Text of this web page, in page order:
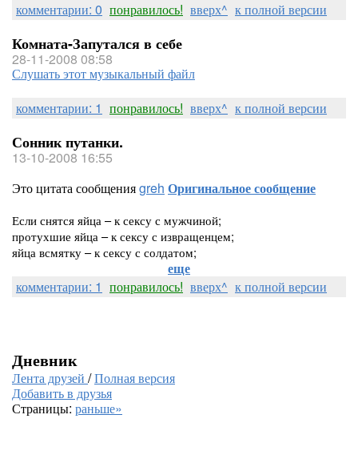
комментарии: 0 понравилось! вверх^ к полной версии
Комната-Запутался в себе
28-11-2008 08:58
Слушать этот музыкальный файл
комментарии: 1 понравилось! вверх^ к полной версии
Сонник путанки.
13-10-2008 16:55
Это цитата сообщенияgreh Оригинальное сообщение
Если снятся яйца – к сексу с мужчиной;
протухшие яйца – к сексу с извращенцем;
яйца всмятку – к сексу с солдатом;
еще
комментарии: 1 понравилось! вверх^ к полной версии
Дневник
Лента друзей /Полная версия
Добавить в друзья
Страницы: раньше»